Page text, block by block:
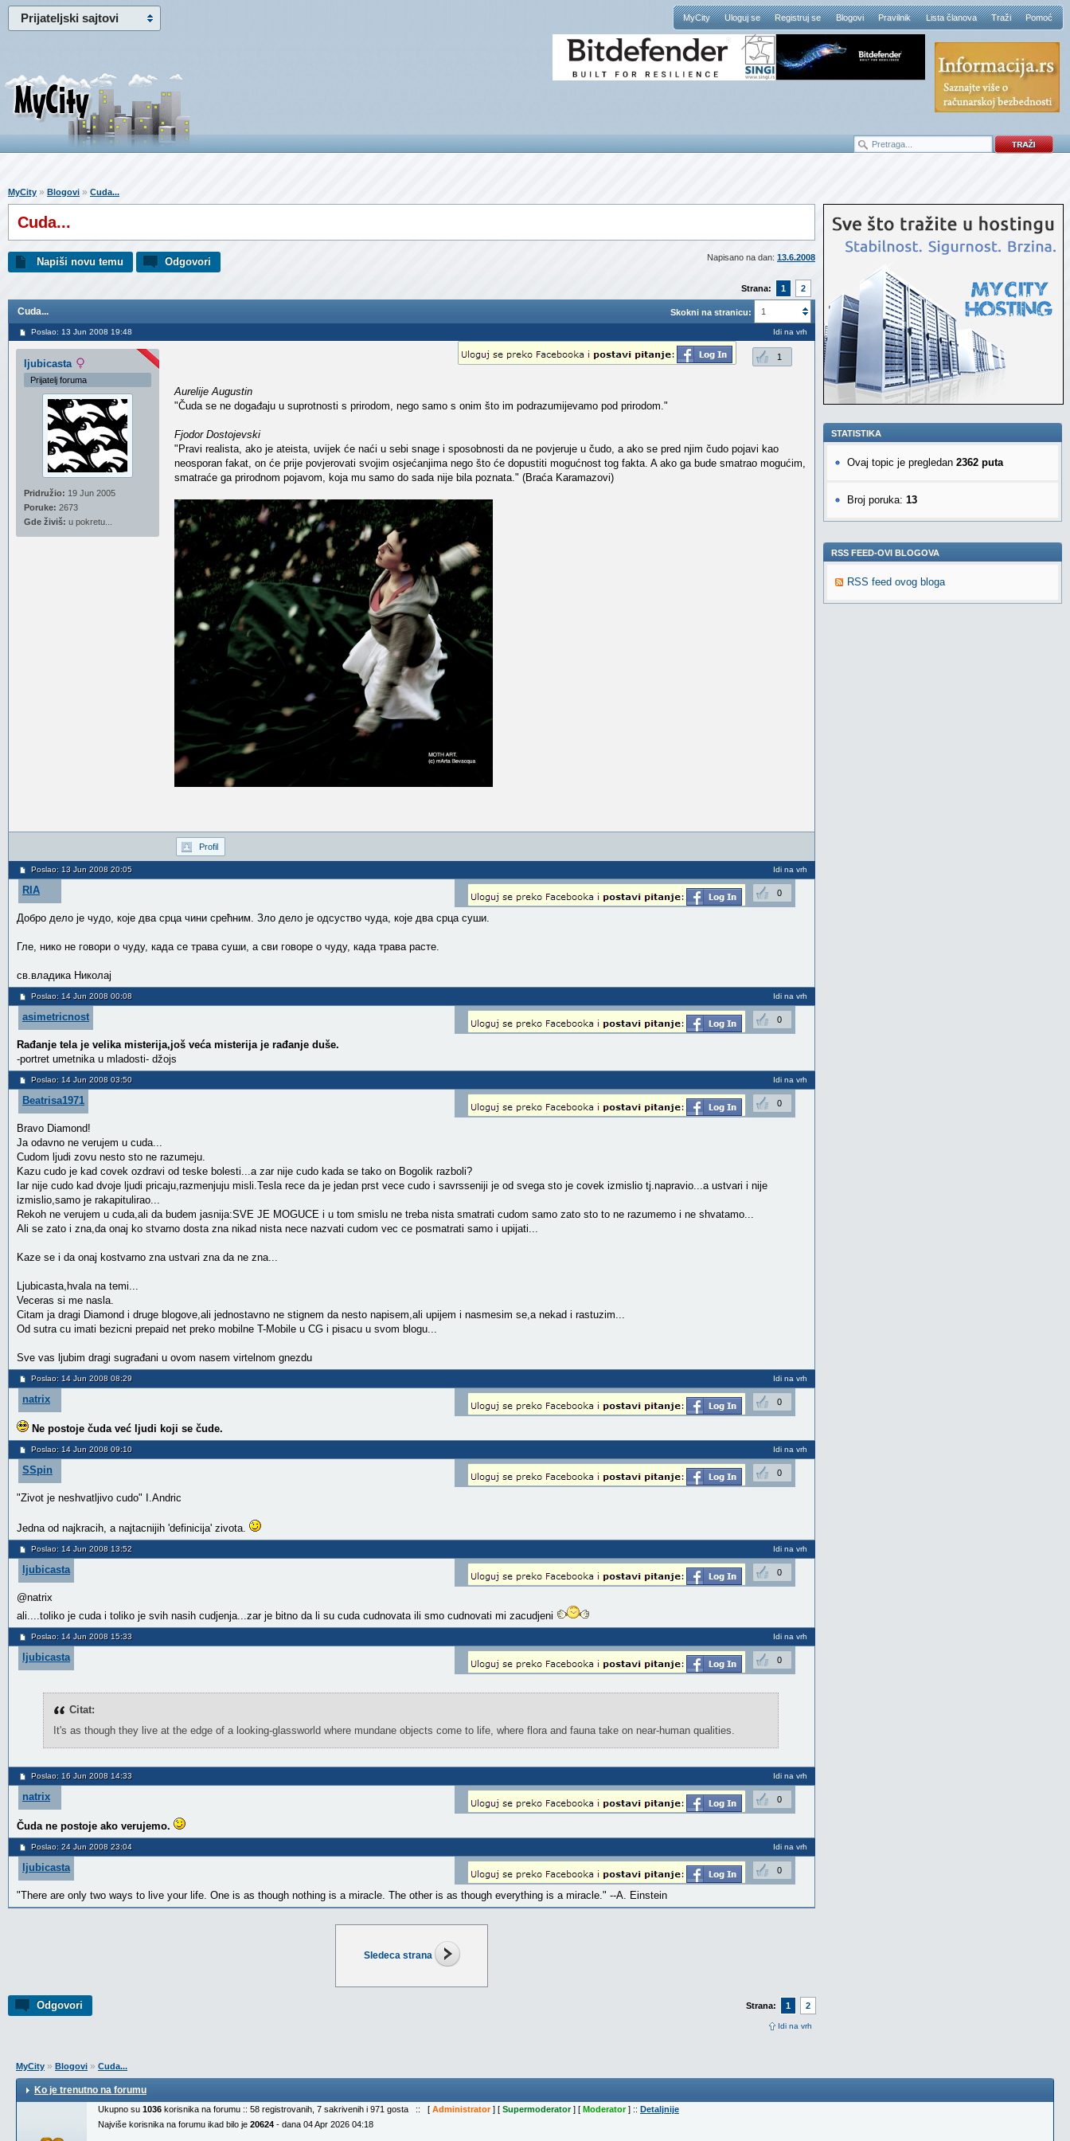
Prijateljski sajtovi MyCity Uloguj se Registruj se Blogovi Pravilnik Lista članova Traži Pomoć
MyCity » Blogovi » Cuda...
Cuda...
Napisano na dan: 13.6.2008
Napiši novu temu Odgovori
Strana: 1 2
Skokni na stranicu: 1
Cuda...
Sledeca strana
Odgovori Strana: 1 2
Idi na vrh
Poslao: 13 Jun 2008 19:48 Idi na vrh
ljubicasta
Prijatelj foruma
Pridružio: 19 Jun 2005
Poruke: 2673
Gde živiš: u pokretu...
1
Aurelije Augustin
"Čuda se ne događaju u suprotnosti s prirodom, nego samo s onim što im podrazumijevamo pod prirodom."
Fjodor Dostojevski
"Pravi realista, ako je ateista, uvijek će naći u sebi snage i sposobnosti da ne povjeruje u čudo, a ako se pred njim čudo pojavi kao
neosporan fakat, on će prije povjerovati svojim osjećanjima nego što će dopustiti mogućnost tog fakta. A ako ga bude smatrao mogućim,
smatraće ga prirodnom pojavom, koja mu samo do sada nije bila poznata." (Braća Karamazovi)
Profil
Poslao: 13 Jun 2008 20:05 Idi na vrh
RIA 0
Добро дело је чудо, које два срца чини срећним. Зло дело је одсуство чуда, које два срца суши.
Гле, нико не говори о чуду, када се трава суши, а сви говоре о чуду, када трава расте.
св.владика Николај
Poslao: 14 Jun 2008 00:08 Idi na vrh
asimetricnost 0
Rađanje tela je velika misterija,još veća misterija je rađanje duše.
-portret umetnika u mladosti- džojs
Poslao: 14 Jun 2008 03:50 Idi na vrh
Beatrisa1971 0
Bravo Diamond!
Ja odavno ne verujem u cuda...
Cudom ljudi zovu nesto sto ne razumeju.
Kazu cudo je kad covek ozdravi od teske bolesti...a zar nije cudo kada se tako on Bogolik razboli?
Iar nije cudo kad dvoje ljudi pricaju,razmenjuju misli.Tesla rece da je jedan prst vece cudo i savrsseniji je od svega sto je covek izmislio tj.napravio...a ustvari i nije
izmislio,samo je rakapitulirao...
Rekoh ne verujem u cuda,ali da budem jasnija:SVE JE MOGUCE i u tom smislu ne treba nista smatrati cudom samo zato sto to ne razumemo i ne shvatamo...
Ali se zato i zna,da onaj ko stvarno dosta zna nikad nista nece nazvati cudom vec ce posmatrati samo i upijati...
Kaze se i da onaj kostvarno zna ustvari zna da ne zna...
Ljubicasta,hvala na temi...
Veceras si me nasla.
Citam ja dragi Diamond i druge blogove,ali jednostavno ne stignem da nesto napisem,ali upijem i nasmesim se,a nekad i rastuzim...
Od sutra cu imati bezicni prepaid net preko mobilne T-Mobile u CG i pisacu u svom blogu...
Sve vas ljubim dragi sugrađani u ovom nasem virtelnom gnezdu
Poslao: 14 Jun 2008 08:29 Idi na vrh
natrix 0
Ne postoje čuda već ljudi koji se čude.
Poslao: 14 Jun 2008 09:10 Idi na vrh
SSpin 0
"Zivot je neshvatljivo cudo" I.Andric
Jedna od najkracih, a najtacnijih 'definicija' zivota.
Poslao: 14 Jun 2008 13:52 Idi na vrh
ljubicasta 0
@natrix
ali....toliko je cuda i toliko je svih nasih cudjenja...zar je bitno da li su cuda cudnovata ili smo cudnovati mi zacudjeni
Poslao: 14 Jun 2008 15:33 Idi na vrh
ljubicasta 0
Citat:
It's as though they live at the edge of a looking-glassworld where mundane objects come to life, where flora and fauna take on near-human qualities.
Poslao: 16 Jun 2008 14:33 Idi na vrh
natrix 0
Čuda ne postoje ako verujemo.
Poslao: 24 Jun 2008 23:04 Idi na vrh
ljubicasta 0
"There are only two ways to live your life. One is as though nothing is a miracle. The other is as though everything is a miracle." --A. Einstein
STATISTIKA
Ovaj topic je pregledan 2362 puta
Broj poruka: 13
RSS FEED-OVI BLOGOVA
RSS feed ovog bloga
MyCity » Blogovi » Cuda...
Ko je trenutno na forumu
Ukupno su 1036 korisnika na forumu :: 58 registrovanih, 7 sakrivenih i 971 gosta :: [ Administrator] [ Supermoderator] [ Moderator] :: Detaljnije
Najviše korisnika na forumu ikad bilo je 20624 - dana 04 Apr 2026 04:18